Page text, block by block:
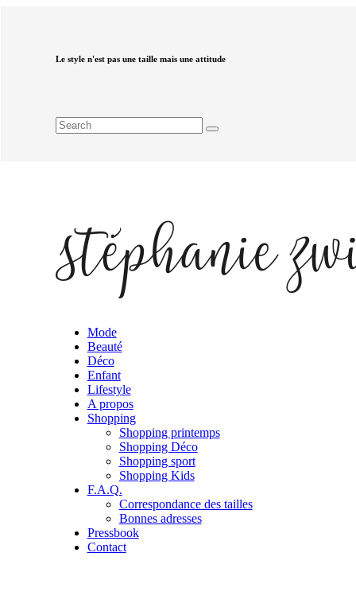
Le style n'est pas une taille mais une attitude
Mode
Beauté
Déco
Enfant
Lifestyle
A propos
Shopping
Shopping printemps
Shopping Déco
Shopping sport
Shopping Kids
F.A.Q.
Correspondance des tailles
Bonnes adresses
Pressbook
Contact